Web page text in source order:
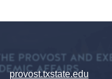
provost.txstate.edu